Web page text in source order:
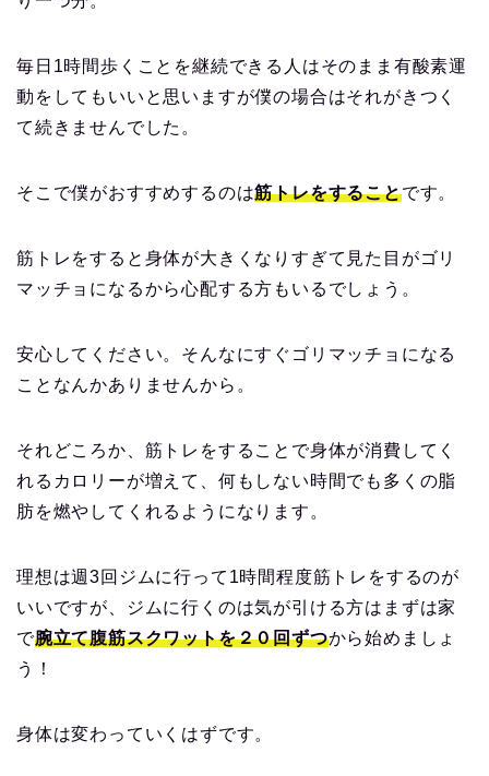
毎日1時間歩くことを継続できる人はそのまま有酸素運
動をしてもいいと思いますが僕の場合はそれがきつく
て続きませんでした。
そこで僕がおすすめするのは筋トレをすることです。
筋トレをすると身体が大きくなりすぎて見た目がゴリ
マッチョになるから心配する方もいるでしょう。
安心してください。そんなにすぐゴリマッチョになる
ことなんかありませんから。
それどころか、筋トレをすることで身体が消費してく
れるカロリーが増えて、何もしない時間でも多くの脂
肪を燃やしてくれるようになります。
理想は週3回ジムに行って1時間程度筋トレをするのが
いいですが、ジムに行くのは気が引ける方はまずは家
で腕立て腹筋スクワットを２０回ずつから始めましょ
う！
身体は変わっていくはずです。